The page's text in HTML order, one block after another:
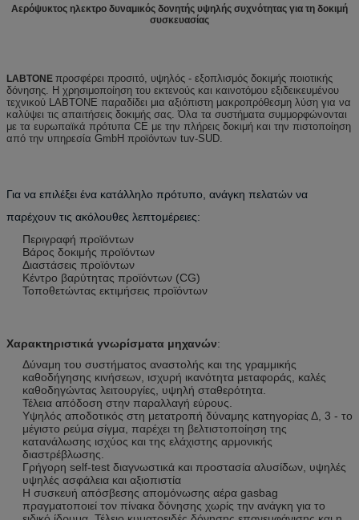
Αερόψυκτος ηλεκτρο δυναμικός δονητής υψηλής συχνότητας για τη δοκιμή
συσκευασίας
LABTONE προσφέρει προσιτό, υψηλός - εξοπλισμός δοκιμής ποιοτικής
δόνησης. Η χρησιμοποίηση του εκτενούς και καινοτόμου εξιδεικευμένου
τεχνικού LABTONE παραδίδει μια αξιόπιστη μακροπρόθεσμη λύση για να
καλύψει τις απαιτήσεις δοκιμής σας. Όλα τα συστήματα συμμορφώνονται
με τα ευρωπαϊκά πρότυπα CE με την πλήρεις δοκιμή και την πιστοποίηση
από την υπηρεσία GmbH προϊόντων tuv-SUD.
Για να επιλέξει ένα κατάλληλο πρότυπο, ανάγκη πελατών να
παρέχουν τις ακόλουθες λεπτομέρειες:
Περιγραφή προϊόντων
Βάρος δοκιμής προϊόντων
Διαστάσεις προϊόντων
Κέντρο βαρύτητας προϊόντων (CG)
Τοποθετώντας εκτιμήσεις προϊόντων
Χαρακτηριστικά γνωρίσματα μηχανών:
Δύναμη του συστήματος αναστολής και της γραμμικής
καθοδήγησης κινήσεων, ισχυρή ικανότητα μεταφοράς, καλές
καθοδηγώντας λειτουργίες, υψηλή σταθερότητα.
Τέλεια απόδοση στην παραλλαγή εύρους.
Υψηλός αποδοτικός στη μετατροπή δύναμης κατηγορίας Δ, 3 - το
μέγιστο ρεύμα σίγμα, παρέχει τη βελτιστοποίηση της
κατανάλωσης ισχύος και της ελάχιστης αρμονικής
διαστρέβλωσης.
Γρήγορη self-test διαγνωστικά και προστασία αλυσίδων, υψηλές
υψηλές ασφάλεια και αξιοπιστία
Η συσκευή απόσβεσης απομόνωσης αέρα gasbag
πραγματοποιεί τον πίνακα δόνησης χωρίς την ανάγκη για το